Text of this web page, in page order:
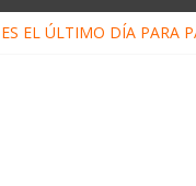
EL ÚLTIMO DÍA PARA